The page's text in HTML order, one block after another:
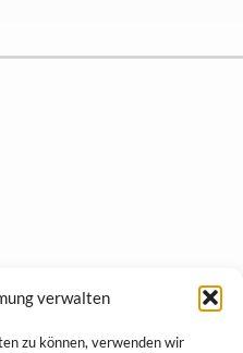
verwalten
zu können, verwenden wir